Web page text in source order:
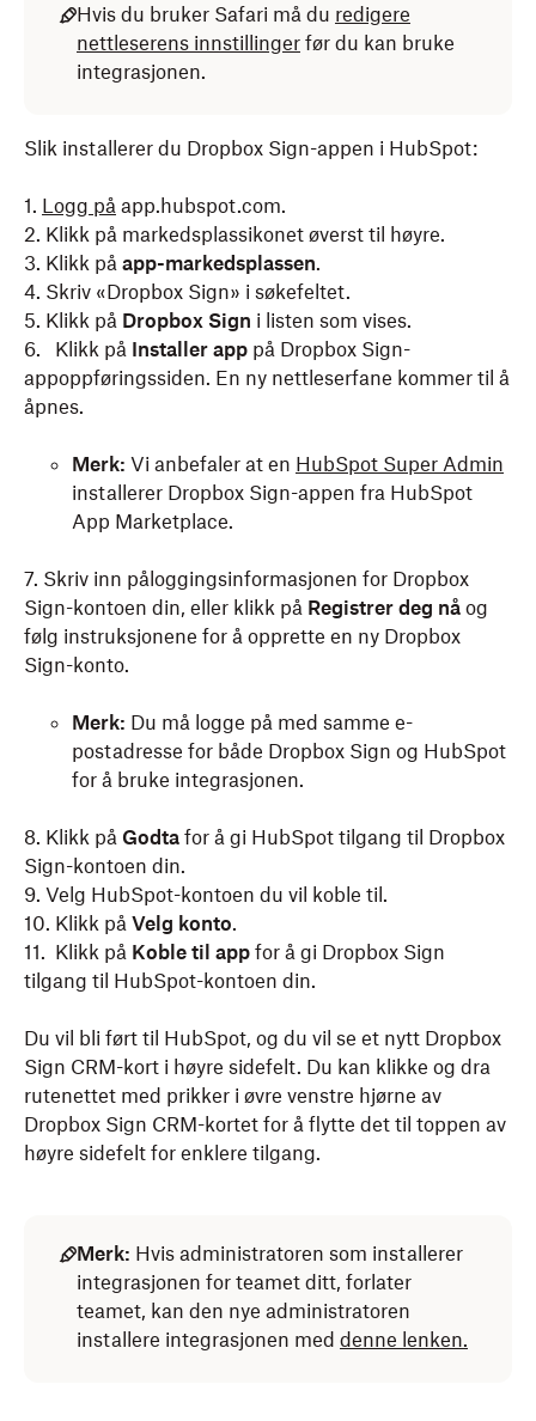
Hvis du bruker Safari må du redigere
nettleserens innstillinger før du kan bruke
integrasjonen.
Slik installerer du Dropbox Sign-appen i HubSpot:
1. Logg på app.hubspot.com.
2. Klikk på markedsplassikonet øverst til høyre.
3. Klikk på app-markedsplassen.
4. Skriv «Dropbox Sign» i søkefeltet.
5. Klikk på Dropbox Sign i listen som vises.
6. Klikk på Installer app på Dropbox Sign-
appoppføringssiden. En ny nettleserfane kommer til å
åpnes.
Merk: Vi anbefaler at en HubSpot Super Admin
installerer Dropbox Sign-appen fra HubSpot
App Marketplace.
7. Skriv inn påloggingsinformasjonen for Dropbox
Sign-kontoen din, eller klikk på Registrer deg nå og
følg instruksjonene for å opprette en ny Dropbox
Sign-konto.
Merk: Du må logge på med samme e-
postadresse for både Dropbox Sign og HubSpot
for å bruke integrasjonen.
8. Klikk på Godta for å gi HubSpot tilgang til Dropbox
Sign-kontoen din.
9. Velg HubSpot-kontoen du vil koble til.
10. Klikk på Velg konto.
11. Klikk på Koble til app for å gi Dropbox Sign
tilgang til HubSpot-kontoen din.
Du vil bli ført til HubSpot, og du vil se et nytt Dropbox
Sign CRM-kort i høyre sidefelt. Du kan klikke og dra
rutenettet med prikker i øvre venstre hjørne av
Dropbox Sign CRM-kortet for å flytte det til toppen av
høyre sidefelt for enklere tilgang.
Merk: Hvis administratoren som installerer
integrasjonen for teamet ditt, forlater
teamet, kan den nye administratoren
installere integrasjonen med denne lenken.